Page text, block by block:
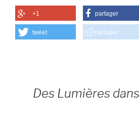
+1 partager
tweet partager
Des Lumières